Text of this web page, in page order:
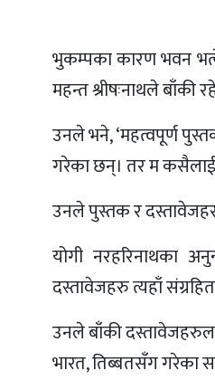
भुकम्पका कारण भवन
महन्त श्रीषःनाथले
उनले भने, ‘महत्वपूर्ण
गरेका छन्। तर म कसैलाई
उनले पुस्तक र
योगी नरहरिनाथका
दस्तावेजहरु त्यहाँ
उनले बाँकी
भारत, तिब्बतसँग गरेका